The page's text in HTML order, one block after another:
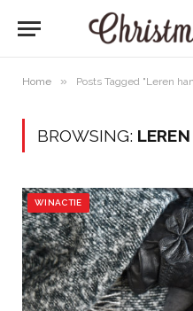
Home » Posts Tagged "Leren
BROWSING:
WINACTIE